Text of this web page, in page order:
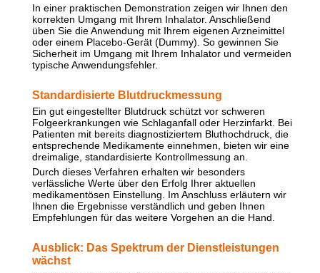
In einer praktischen Demonstration zeigen wir Ihnen den
korrekten Umgang mit Ihrem Inhalator. Anschließend
üben Sie die Anwendung mit Ihrem eigenen Arzneimittel
oder einem Placebo-Gerät (Dummy). So gewinnen Sie
Sicherheit im Umgang mit Ihrem Inhalator und vermeiden
typische Anwendungsfehler.
Standardisierte Blutdruckmessung
Ein gut eingestellter Blutdruck schützt vor schweren
Folgeerkrankungen wie Schlaganfall oder Herzinfarkt. Bei
Patienten mit bereits diagnostiziertem Bluthochdruck, die
entsprechende Medikamente einnehmen, bieten wir eine
dreimalige, standardisierte Kontrollmessung an.
Durch dieses Verfahren erhalten wir besonders
verlässliche Werte über den Erfolg Ihrer aktuellen
medikamentösen Einstellung. Im Anschluss erläutern wir
Ihnen die Ergebnisse verständlich und geben Ihnen
Empfehlungen für das weitere Vorgehen an die Hand.
Ausblick: Das Spektrum der Dienstleistungen
wächst